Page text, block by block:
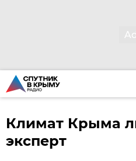
Климат Крыма
эксперт